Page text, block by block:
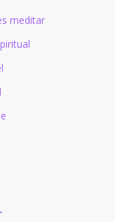
meditar